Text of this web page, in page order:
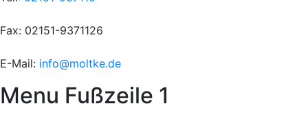
Fax: 02151-9371126
E-Mail: info@moltke.de
Menu Fußzeile 1